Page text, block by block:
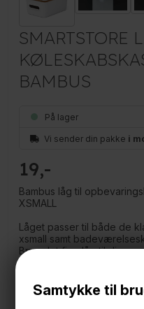
Samtykke til
SMARTSTORE
BAMBUS
På lager
Vi sender din pakke i
19
Bambus låg til
XSMALL
Låget passer til både de
xsmall samt
Brug det fine låg til dine
giver kasserne et varmt
bare kasserne lidt mere